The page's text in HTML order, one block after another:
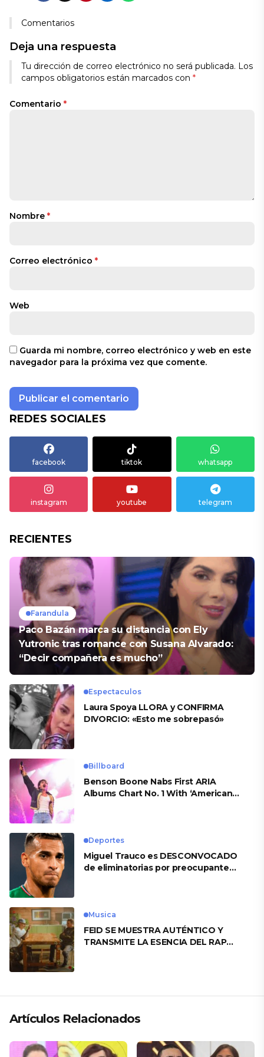
Comentarios
Deja una respuesta
Tu dirección de correo electrónico no será publicada. Los
campos obligatorios están marcados con *
Comentario *
Nombre *
Correo electrónico *
Web
Guarda mi nombre, correo electrónico y web en este
navegador para la próxima vez que comente.
REDES SOCIALES
facebook tiktok whatsapp
instagram youtube telegram
RECIENTES
Farandula
Paco Bazán marca su distancia con Ely
Yutronic tras romance con Susana Alvarado:
“Decir compañera es mucho”
Espectaculos
Laura Spoya LLORA y CONFIRMA
DIVORCIO: «Esto me sobrepasó»
Billboard
Benson Boone Nabs First ARIA
Albums Chart No. 1 With ‘American
Deportes
Miguel Trauco es DESCONVOCADO
de eliminatorias por preocupante
Musica
FEID SE MUESTRA AUTÉNTICO Y
TRANSMITE LA ESENCIA DEL RAP
Artículos Relacionados